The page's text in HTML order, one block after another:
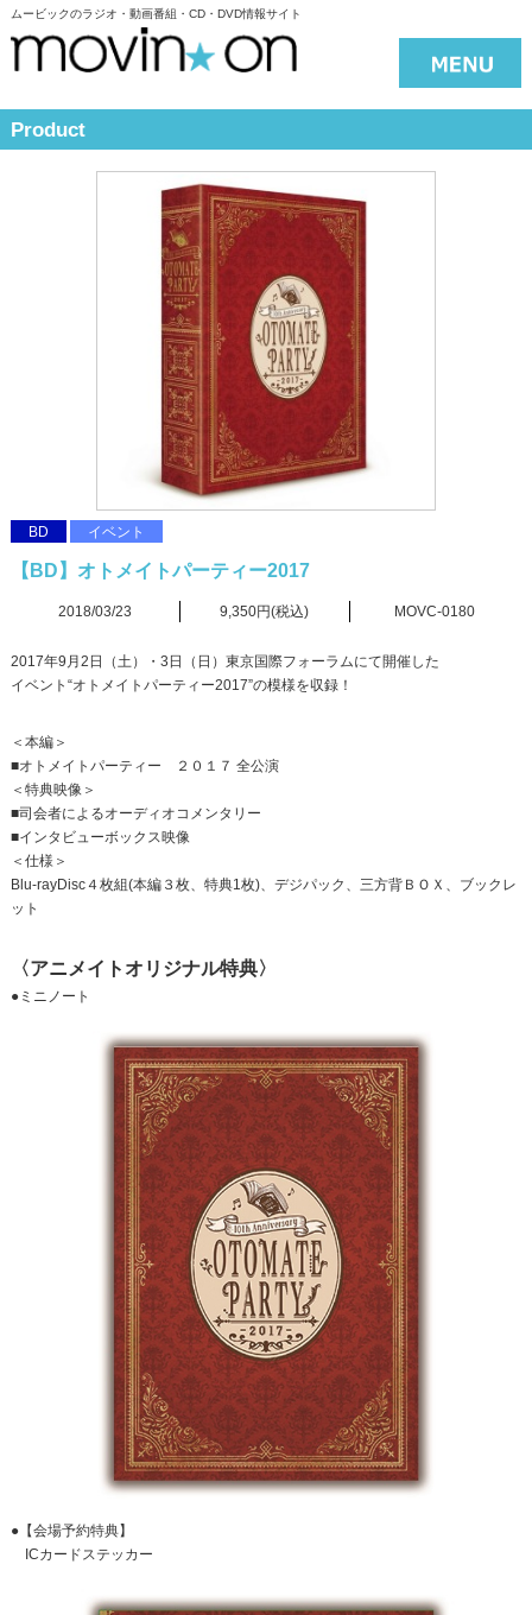
ムービックのラジオ・動画番組・CD・DVD情報サイト
Product
BD イベント
【BD】オトメイトパーティー2017
2018/03/23 9,350円(税込) MOVC-0180
2017年9月2日（土）・3日（日）東京国際フォーラムにて開催した
イベント“オトメイトパーティー2017”の模様を収録！
＜本編＞
■オトメイトパーティー ２０１７ 全公演
＜特典映像＞
■司会者によるオーディオコメンタリー
■インタビューボックス映像
＜仕様＞
Blu-rayDisc４枚組(本編３枚、特典1枚)、デジパック、三方背ＢＯＸ、ブックレ
ット
〈アニメイトオリジナル特典〉
●ミニノート
●【会場予約特典】
ICカードステッカー